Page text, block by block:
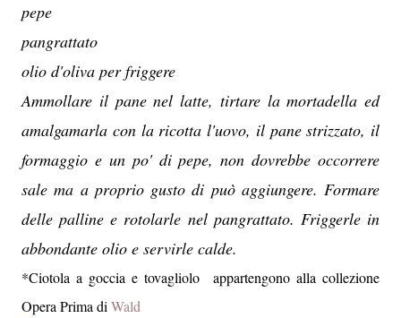
pepe
pangrattato
olio d'oliva per friggere
Ammollare il pane nel latte, tirtare la mortadella ed
amalgamarla con la ricotta l'uovo, il pane strizzato, il
formaggio e un po' di pepe, non dovrebbe occorrere
sale ma a proprio gusto di può aggiungere. Formare
delle palline e rotolarle nel pangrattato. Friggerle in
abbondante olio e servirle calde.
*Ciotola a goccia e tovagliolo appartengono alla collezione
Opera Prima di Wald